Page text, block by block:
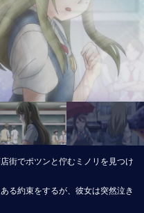
街でポツンと佇むミノリを見つけ
る約束をするが、彼女は突然泣き